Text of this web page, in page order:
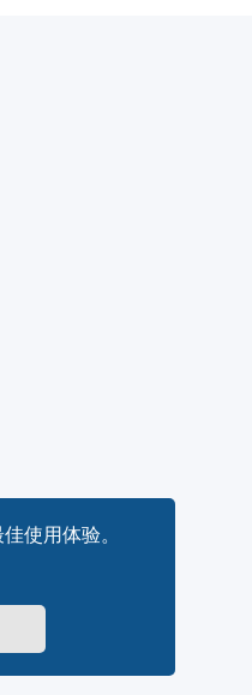
使用体验。